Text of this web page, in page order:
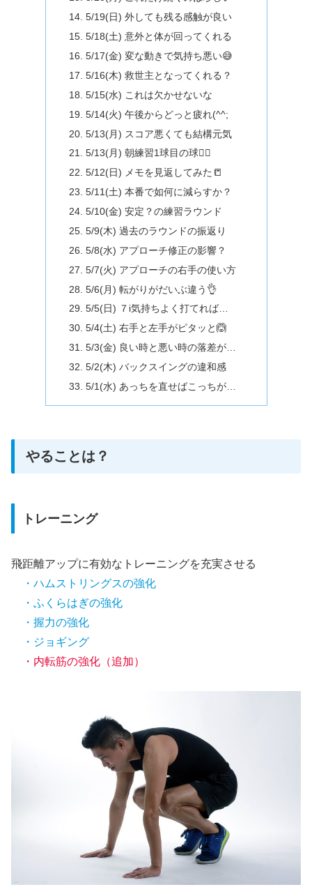
5/19(日) 外しても残る感触が良い
5/18(土) 意外と体が回ってくれる
5/17(金) 変な動きで気持ち悪い😅
5/16(木) 救世主となってくれる？
5/15(水) これは欠かせないな
5/14(火) 午後からどっと疲れ(^^;
5/13(月) スコア悪くても結構元気
5/13(月) 朝練習1球目の球🏌️‍♂️
5/12(日) メモを見返してみた📒
5/11(土) 本番で如何に減らすか？
5/10(金) 安定？の練習ラウンド
5/9(木) 過去のラウンドの振返り
5/8(水) アプローチ修正の影響？
5/7(火) アプローチの右手の使い方
5/6(月) 転がりがだいぶ違う👌
5/5(日) ７i気持ちよく打てれば…
5/4(土) 右手と左手がピタッと🙆
5/3(金) 良い時と悪い時の落差が…
5/2(木) バックスイングの違和感
5/1(水) あっちを直せばこっちが…
やることは？
トレーニング
飛距離アップに有効なトレーニングを充実させる
・ハムストリングスの強化
・ふくらはぎの強化
・握力の強化
・ジョギング
・内転筋の強化 （追加）